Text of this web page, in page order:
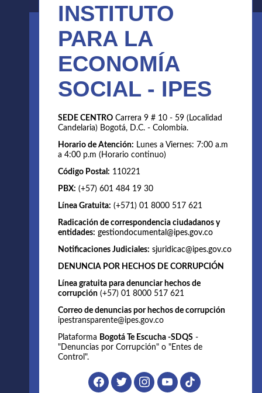
INSTITUTO
PARA LA
ECONOMÍA
SOCIAL - IPES
SEDE CENTRO Carrera 9 # 10 - 59 (Localidad
Candelaria) Bogotá, D.C. - Colombia.
Horario de Atención: Lunes a Viernes: 7:00 a.m
a 4:00 p.m (Horario continuo)
Código Postal: 110221
PBX: (+57) 601 484 19 30
Línea Gratuita: (+571) 01 8000 517 621
Radicación de correspondencia ciudadanos y
entidades: gestiondocumental@ipes.gov.co
Notificaciones Judiciales: sjuridicac@ipes.gov.co
DENUNCIA POR HECHOS DE CORRUPCIÓN
Línea gratuita para denunciar hechos de
corrupción (+57) 01 8000 517 621
Correo de denuncias por hechos de corrupción
ipestransparente@ipes.gov.co
Plataforma Bogotá Te Escucha -SDQS -
"Denuncias por Corrupción" o "Entes de
Control".